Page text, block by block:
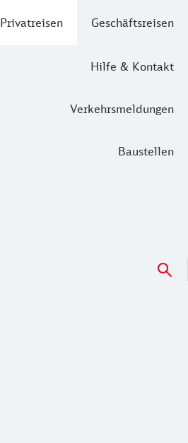
Privatreisen Geschäftsreisen
Hilfe & Kontakt
Verkehrsmeldungen
Baustellen